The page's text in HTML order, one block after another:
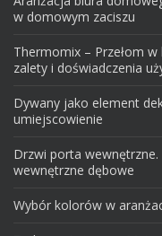
w domowym zaciszu
Thermomix – Przełom
zalety i doświadczenia
Dywany jako element
umiejscowienie
Drzwi porta
wewnętrzne dębowe
Wybór kolorów w